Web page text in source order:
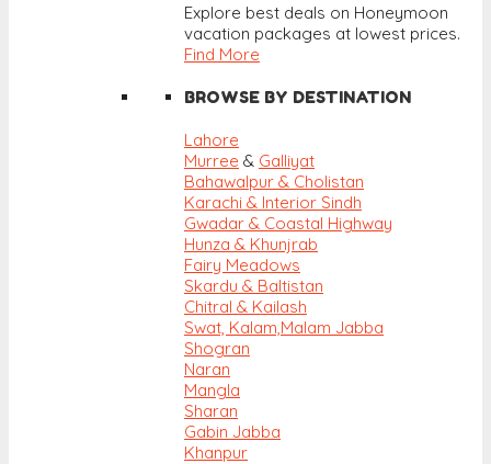
Explore best deals on Honeymoon
vacation packages at lowest prices.
Find More
BROWSE BY DESTINATION
Lahore
Murree & Galliyat
Bahawalpur & Cholistan
Karachi & Interior Sindh
Gwadar & Coastal Highway
Hunza & Khunjrab
Fairy Meadows
Skardu & Baltistan
Chitral & Kailash
Swat, Kalam, Malam Jabba
Shogran
Naran
Mangla
Sharan
Gabin Jabba
Khanpur